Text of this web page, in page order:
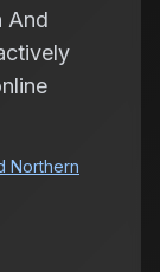
And
Northern